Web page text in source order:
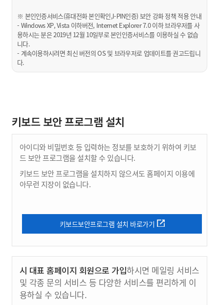
※ 본인인증서비스(휴대전화 본인확인,I-PIN인증) 보안 강화 정책 적용 안내
- Windows XP, Vista 이하버전, Internet Explorer 7.0 이하 브라우저를 사
용하시는 분은 2019년 12월 10일부로 본인인증서비스를 이용하실 수 없습
니다.
- 계속이용하시려면 최신 버전의 OS 및 브라우저로 업데이트를 권고드립니
다.
키보드 보안 프로그램 설치
아이디와 비밀번호 등 입력하는 정보를 보호하기 위하여 키보
드 보안 프로그램을 설치할 수 있습니다.
키보드 보안 프로그램을 설치하지 않으셔도 홈페이지 이용에
아무런 지장이 없습니다.
키보드보안프로그램 설치 바로가기
시 대표 홈페이지 회원으로 가입하시면 메일링 서비스
및 각종 문의 서비스 등 다양한 서비스를 편리하게 이
용하실 수 있습니다.